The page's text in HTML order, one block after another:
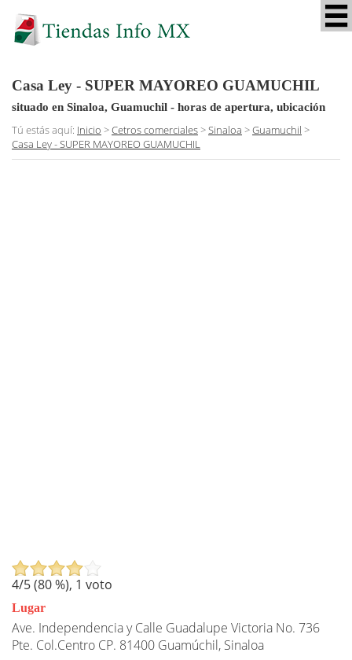
Casa Ley - SUPER MAYOREO GUAMUCHIL
situado en Sinaloa, Guamuchil - horas de apertura, ubicación
Tú estás aquí: Inicio >Cetros comerciales>Sinaloa >Guamuchil >
Casa Ley - SUPER MAYOREO GUAMUCHIL
4/5 (80%), 1 voto
Lugar
Ave. Independencia y Calle Guadalupe Victoria No. 736
Pte. Col.Centro CP. 81400 Guamúchil, Sinaloa